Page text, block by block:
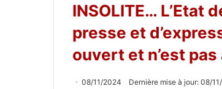
INSOLITE… L’Etat
presse et
ouvert et n’est
08/11/2024 Dernière mise à jour: 08/